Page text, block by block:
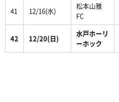
41 12/16(水)
松本山雅
FC
42 12/20(日)
水戸ホーリ
ーホック